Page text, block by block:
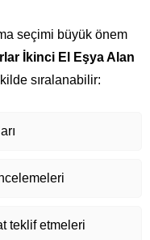
seçimi büyük önem
İkinci El Eşya Alan
sıralanabilir:
teklif etmeleri